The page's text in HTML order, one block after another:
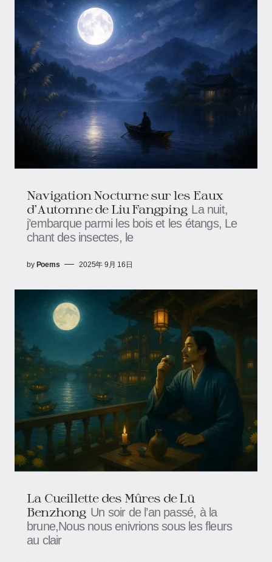
Navigation Nocturne sur les Eaux
d'Automne de Liu Fangping La nuit,
j’embarque parmi les bois et les étangs, Le
chant des insectes, le
by Poems 2025年 9月 16日
La Cueillette des Mûres de Lü
Benzhong Un soir de l’an passé, à la
brune,Nous nous enivrions sous les fleurs
au clair